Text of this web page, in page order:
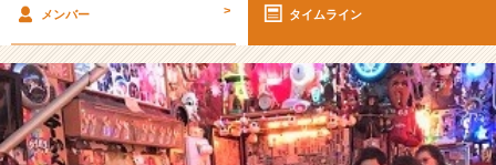
た！！
式
会
社
イ
マ
メンバー > タイムライン